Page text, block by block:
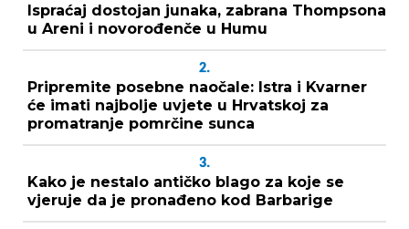
Ispraćaj dostojan junaka, zabrana Thompsona
u Areni i novorođenče u Humu
2.
Pripremite posebne naočale: Istra i Kvarner
će imati najbolje uvjete u Hrvatskoj za
promatranje pomrčine sunca
3.
Kako je nestalo antičko blago za koje se
vjeruje da je pronađeno kod Barbarige